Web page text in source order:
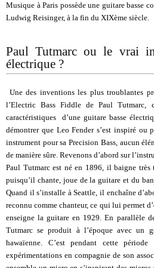
Musique à Paris possède une guitare basse
Ludwig Reisinger, à la fin du XIXème siècle.
Paul Tutmarc ou le vrai
électrique ?
Une des inventions les plus troublantes
l’Electric Bass Fiddle de Paul Tutmarc,
caractéristiques d’une guitare basse
démontrer que Leo Fender s’est inspiré ou
instrument pour sa Precision Bass, aucun
de manière sûre. Revenons d’abord sur
Paul Tutmarc est né en 1896, il baigne
puisqu’il chante, joue de la guitare et du
Quand il s’installe à Seattle, il enchaîne
reconnu comme chanteur, ce qui lui permet
enseigne la guitare en 1929. En parallèle
Tutmarc se produit à l’époque avec un
hawaïenne. C’est pendant cette période
expérimentations en compagnie de son